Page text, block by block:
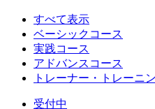
すべて表示
ベーシックコース
実践コース
アドバンスコース
トレーナー・トレーニ
受付中